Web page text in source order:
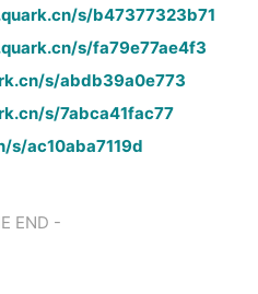
s/b47377323b71
s/fa79e77ae4f3
s/abdb39a0e773
s/7abca41fac77
s/ac10aba7119d
END -